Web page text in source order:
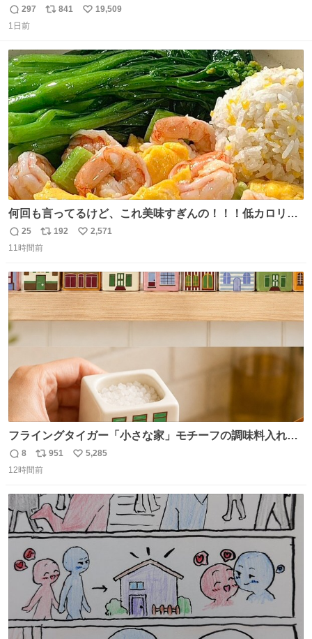
ったオニヤンマ様 まさかこんな都会でお会いできるなんて
思っておらず大興奮しております かっこよすぎる 指を差し
たが、飛ばないということは弱っていらっしゃるのでしょ
うか…素敵すぎる
返
信
297
リ
ト
数
841
い
数
19,509
1日前
何回も言ってるけど、これ美味すぎんの！！！低カロリー
で満足感エグいから一生食べてる😭
返
信
25
リ
ポ
ト
数
192
い
数
2,571
11時間前
フライングタイガー「小さな家」モチーフの調味料入れ、
並べれば“デンマークの街並み”に ピンク・グリーン・テラ
コッタの全9種 - fashion-press.net/news/149552
返
信
8
リ
ポ
ト
数
951
い
数
5,285
12時間前